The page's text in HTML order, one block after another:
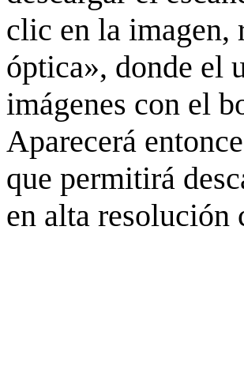
clic en la imagen,
óptica», donde el
imágenes con el
Aparecerá
que permitirá
en alta resolución